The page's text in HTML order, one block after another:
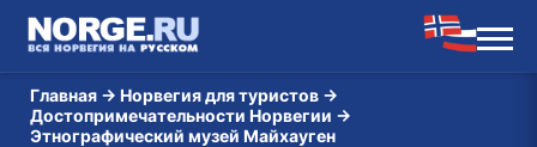
Главная → Норвегия для туристов →
Достопримечательности Норвегии →
Этнографический музей Майхауген